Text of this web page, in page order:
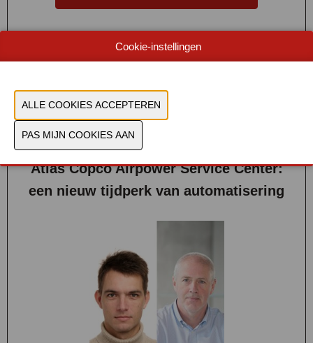
13:30-14:00
Connectivator
Atlas Copco Airpower Service Center:
een nieuw tijdperk van automatisering
Cookie-instellingen